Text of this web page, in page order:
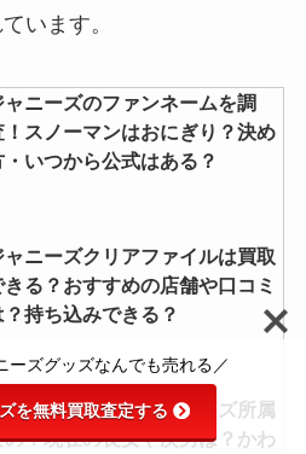
います。
ャニーズのファンネームを調
！スノーマンはおにぎり？決め
・いつから公式はある？
ャニーズクリアファイルは買取
きる？おすすめの店舗や口コミ
？持ち込みできる？
室京介の息子はジャニーズ所属
の？現在の長女や次男は？かわ
ーズグッズなんでも売れる／
を無料買取査定する